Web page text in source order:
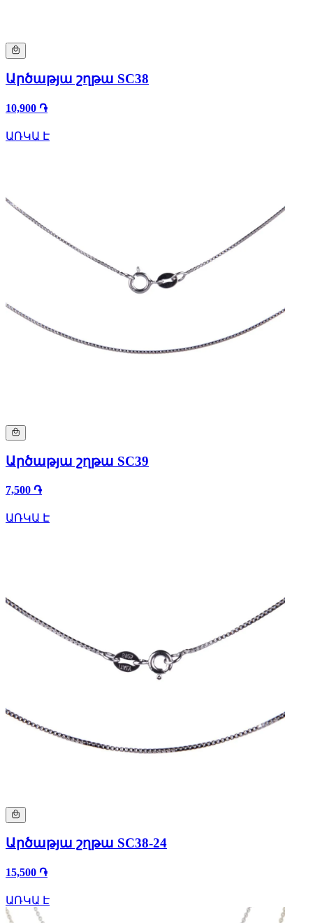
Արծաթյա շղթա SC38
10,900 ֏
ԱՌԿԱ Է
Արծաթյա շղթա SC39
7,500 ֏
ԱՌԿԱ Է
Արծաթյա շղթա SC38-24
15,500 ֏
ԱՌԿԱ Է